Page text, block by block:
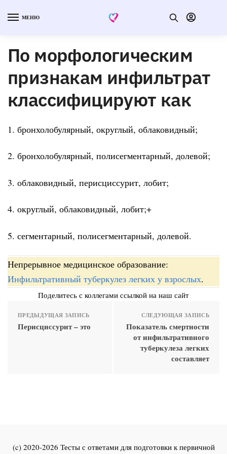
МЕНЮ
По морфологическим
признакам инфильтрат
классифицируют как
1. бронхолобулярный, округлый, облаковидный;
2. бронхолобулярный, полисегментарный, долевой;
3. облаковидный, перисциссурит, лобит;
4. округлый, облаковидный, лобит;+
5. сегментарный, полисегментарный, долевой.
Непрерывное медицинское образование:
Инфильтративный туберкулез легких у взрослых.
Поделитесь с коллегами ссылкой на наш сайт
ПРЕДЫДУЩАЯ ЗАПИСЬ
Перисциссурит – это
СЛЕДУЮЩАЯ ЗАПИСЬ
Показатель смертности
от инфильтративного
туберкулеза легких
составляет
(c) 2020-2026 Тесты с ответами для подготовки к первичной